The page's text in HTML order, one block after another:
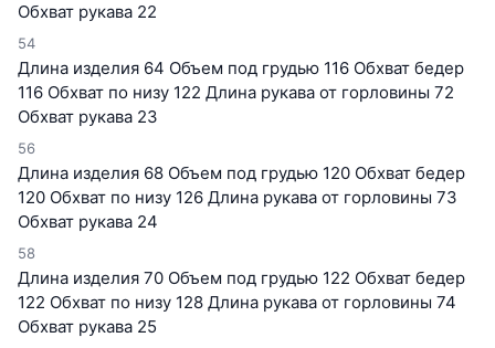
Обхват рукава 22
54
Длина изделия 64 Объем под грудью 116 Обхват бедер
116 Обхват по низу 122 Длина рукава от горловины 72
Обхват рукава 23
56
Длина изделия 68 Объем под грудью 120 Обхват бедер
120 Обхват по низу 126 Длина рукава от горловины 73
Обхват рукава 24
58
Длина изделия 70 Объем под грудью 122 Обхват бедер
122 Обхват по низу 128 Длина рукава от горловины 74
Обхват рукава 25